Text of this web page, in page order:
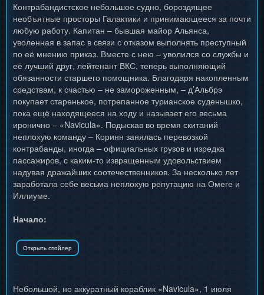
Контрабандистское небольшое судно, бороздящее
необъятные просторы Галактики и принимающееся за почти
любую работу. Капитан – бывшая майор Альянса,
уволенная в запас в связи с отказом выполнять преступный
по её мнению приказ. Вместе с нею – уволился со службы и
её лучший друг, лейтенант ВКС, теперь выполняющий
обязанности старшего помощника. Благодаря накопленным
средствам, к счастью – не замороженным, – д’Альбрэ
покупает старенькое, потрепанное турианское суденышко,
пока ещё находящееся на ходу и называет его весьма
иронично – «Navicula». Подыскав во время скитаний
неплохую команду – Коринн занялась перевозкой
контрабанды, иногда – официальных грузов и изредка
пассажиров, с каким-то извращенным удовольствием
надувая дражайших соотечественников. За несколько лет
заработала себе весьма неплохую репутацию на Омеге и
Иллиуме.
Начало:
Небольшой, но аккуратный кораблик «Navicula», 1 июля